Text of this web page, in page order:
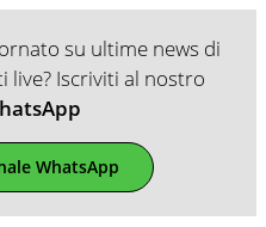
su ultime news di
live? Iscriviti al nostro
WhatsApp